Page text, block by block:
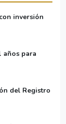
inversión
años para
del Registro